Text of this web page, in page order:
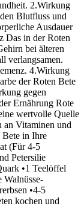
2.Wirkung
Blutfluss und
Ausdauer
Das in der Roten
bei älteren
verlangsamen.
4.Wirkung
der Roten Bete
gegen
Ernährung Rote
wertvolle Quelle
an Vitaminen und
Bete in Ihre
(Für 4-5
Petersilie
•1 Teelöffel
Walnüsse-
•4-5
kochen und